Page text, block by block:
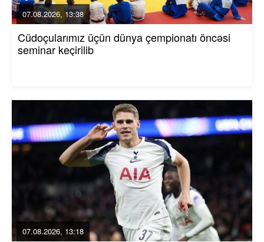
07.08.2026, 13:38
Cüdoçularımız üçün dünya çempionatı öncəsi
seminar keçirilib
07.08.2026, 13:18